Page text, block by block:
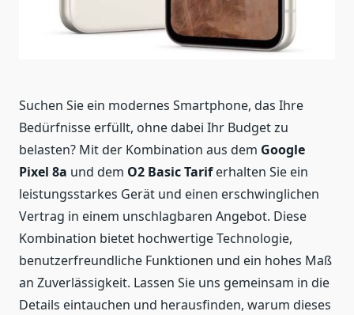
Suchen Sie ein modernes Smartphone, das Ihre
Bedürfnisse erfüllt, ohne dabei Ihr Budget zu
belasten? Mit der Kombination aus dem Google
Pixel 8a und dem O2 Basic Tariferhalten Sie ein
leistungsstarkes Gerät und einen erschwinglichen
Vertrag in einem unschlagbaren Angebot. Diese
Kombination bietet hochwertige Technologie,
benutzerfreundliche Funktionen und ein hohes Maß
an Zuverlässigkeit. Lassen Sie uns gemeinsam in die
Details eintauchen und herausfinden, warum dieses